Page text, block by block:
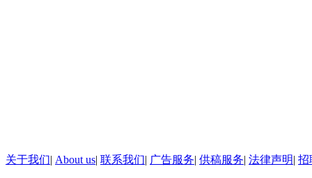
厚脸皮度：两颗星半
关于我们| About us| 联系我们| 广告服务| 供稿服务| 法律声明| 招